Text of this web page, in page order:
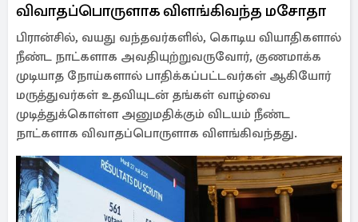
விவாதப்பொருளாக விளங்கிவந்த மசோதா
பிரான்சில், வயது வந்தவர்களில், கொடிய வியாதிகளால்
நீண்ட நாட்களாக அவதியுற்றுவருவோர், குணமாக்க
முடியாத நோய்களால் பாதிக்கப்பட்டவர்கள் ஆகியோர்
மருத்துவர்கள் உதவியுடன் தங்கள் வாழ்வை
முடித்துக்கொள்ள அனுமதிக்கும் விடயம் நீண்ட
நாட்களாக விவாதப்பொருளாக விளங்கிவந்தது.